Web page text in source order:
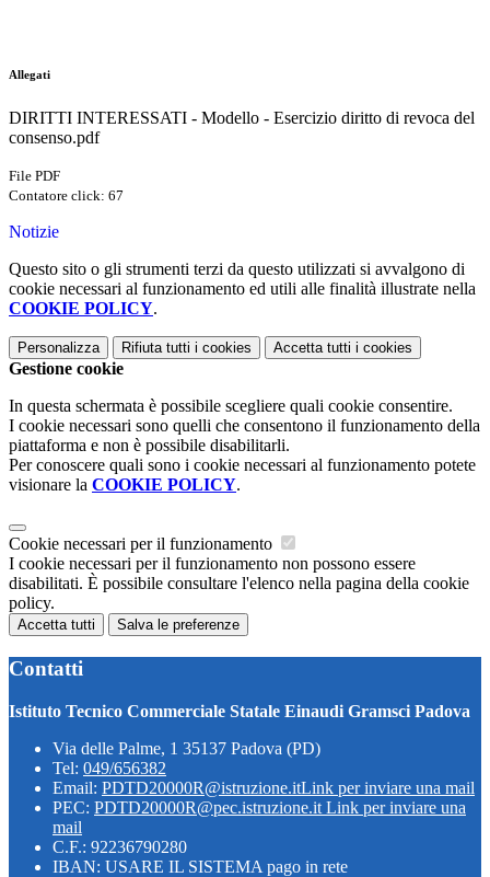
Allegati
DIRITTI INTERESSATI - Modello - Esercizio diritto di revoca del
consenso.pdf
File PDF
Contatore click: 67
Notizie
Questo sito o gli strumenti terzi da questo utilizzati si avvalgono di
cookie necessari al funzionamento ed utili alle finalità illustrate nella
COOKIE POLICY.
Personalizza Rifiuta tutti i cookies Accetta tutti i cookies
Gestione cookie
In questa schermata è possibile scegliere quali cookie consentire.
I cookie necessari sono quelli che consentono il funzionamento della
piattaforma e non è possibile disabilitarli.
Per conoscere quali sono i cookie necessari al funzionamento potete
visionare la COOKIE POLICY.
Cookie necessari per il funzionamento
I cookie necessari per il funzionamento non possono essere
disabilitati. È possibile consultare l'elenco nella pagina della cookie
policy.
Accetta tutti Salva le preferenze
Contatti
Istituto Tecnico Commerciale Statale Einaudi Gramsci Padova
Via delle Palme, 1 35137 Padova (PD)
Tel: 049/656382
Email: PDTD20000R@istruzione.itLink per inviare una mail
PEC: PDTD20000R@pec.istruzione.it Link per inviare una
mail
C.F.: 92236790280
IBAN: USARE IL SISTEMA pago in rete